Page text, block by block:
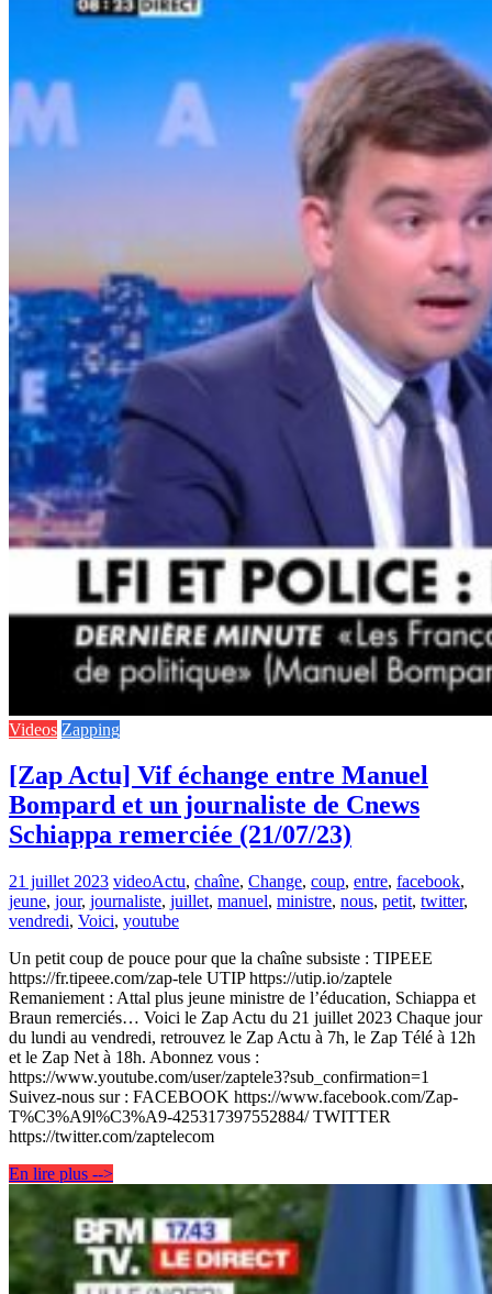
Videos Zapping
[Zap Actu] Vif échange entre Manuel
Bompard et un journaliste de Cnews
Schiappa remerciée (21/07/23)
21 juillet 2023 videoActu, chaîne, Change, coup, entre, facebook,
jeune, jour, journaliste, juillet, manuel, ministre, nous, petit, twitter,
vendredi, Voici, youtube
Un petit coup de pouce pour que la chaîne subsiste : TIPEEE
https://fr.tipeee.com/zap-tele UTIP https://utip.io/zaptele
Remaniement : Attal plus jeune ministre de l’éducation, Schiappa et
Braun remerciés… Voici le Zap Actu du 21 juillet 2023 Chaque jour
du lundi au vendredi, retrouvez le Zap Actu à 7h, le Zap Télé à 12h
et le Zap Net à 18h. Abonnez vous :
https://www.youtube.com/user/zaptele3?sub_confirmation=1
Suivez-nous sur : FACEBOOK https://www.facebook.com/Zap-
T%C3%A9l%C3%A9-425317397552884/ TWITTER
https://twitter.com/zaptelecom
En lire plus -->